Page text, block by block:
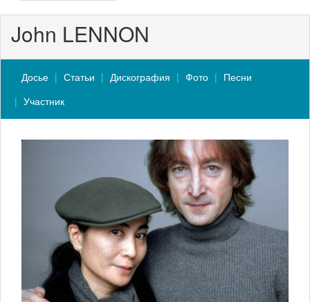
John LENNON
Досье Статьи Дискография Фото
Песни
Участник